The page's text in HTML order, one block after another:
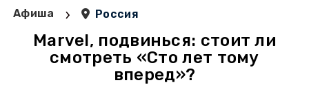
Афиша › Россия
Marvel, подвинься: стоит ли
смотреть «Сто лет тому
вперед»?